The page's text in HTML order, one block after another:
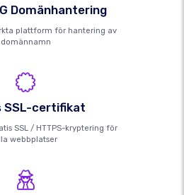
Domänhantering
plattform för hantering av
domännamn
SSL-certifikat
SSL / HTTPS-kryptering för
webbplatser